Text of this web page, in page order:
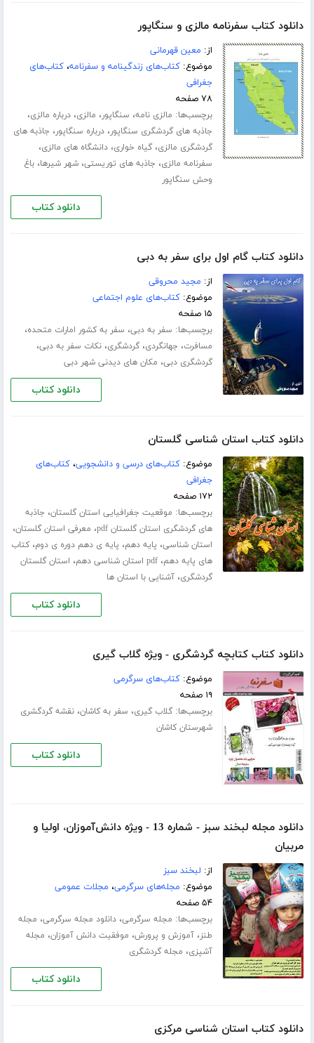
دانلود کتاب سفرنامه مالزی و سنگاپور
از: معین قهرمانی
موضوع:کتاب‌های زندگینامه و سفرنامه،کتاب‌های
جغرافی
۷۸ صفحه
برچسب‌ها: مالزی نامه، سنگاپور، مالزی،درباره مالزی،
جاذبه های گردشگری سنگاپور،درباره سنگاپور، جاذبه های
گردشگری مالزی،گیاه خواری،دانشگاه های مالزی،
سفرنامه مالزی، جاذبه های توریستی،شهر شیرها،باغ
وحش سنگاپور
دانلود کتاب
دانلود کتاب گام اول برای سفر به دبی
از: مجید محروقی
موضوع:کتاب‌های علوم اجتماعی
۱۵ صفحه
برچسب‌ها: سفر به دبی، سفر به کشور امارات متحده،
مسافرت، جهانگردی،گردشگری،نکات سفر به دبی،
گردشگری دبی، مکان های دیدنی شهر دبی
دانلود کتاب
دانلود کتاب استان شناسی گلستان
موضوع:کتاب‌های درسی و دانشجویی،کتاب‌های
جغرافی
۱۷۲ صفحه
برچسب‌ها: موقعیت جغرافیایی استان گلستان، جاذبه
های گردشگری استان گلستان pdf
، معرفی استان گلستان،
استان شناسی، پایه دهم، پایه ی دهم دوره ی دوم،کتاب
های پایه دهم،pdf استان شناسی دهم ، استان گلستان
گردشگری،آشنایی با استان ها
دانلود کتاب
دانلود کتاب کتابچه گردشگری - ویژه گلاب گیری
موضوع:کتاب‌های سرگرمی
۱۹ صفحه
برچسب‌ها:گلاب گیری، سفر به کاشان،نقشه گردگشری
شهرستان کاشان
دانلود کتاب
دانلود مجله لبخند سبز - شماره 13 - ویژه دانش‌‌آموزان، اولیا و
مربیان
از: لبخند سبز
موضوع: مجله‌های سرگرمی، مجلات عمومی
۵۴ صفحه
برچسب‌ها: مجله سرگرمی،دانلود مجله سرگرمی، مجله
طنز،آموزش و پرورش، موفقیت دانش آموزان، مجله
آشپزی، مجله گردشگری
دانلود کتاب
دانلود کتاب استان شناسی مرکزی